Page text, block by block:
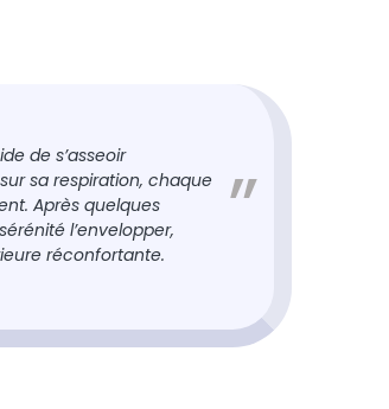
de s’asseoir
sa respiration, chaque
Après quelques
l’envelopper,
réconfortante.